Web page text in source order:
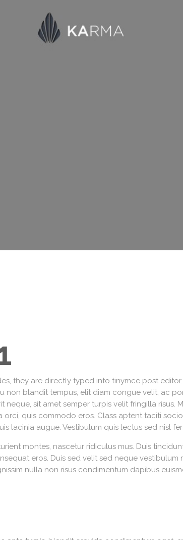
they are directly typed into tinymce post editor.
non blandit tempus, elit diam congue velit, ac
sit amet semper turpis velit fringilla risus.
orci, quis commodo eros. Class aptent taciti
lacinia augue. Vestibulum quis lectus sed nisl
montes, nascetur ridiculus mus. Duis
eros. Duis sed velit sed neque vestibulum
nulla non risus condimentum dapibus